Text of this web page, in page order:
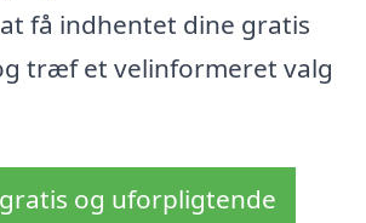
få indhentet dine gratis
træf et velinformeret valg
og uforpligtende